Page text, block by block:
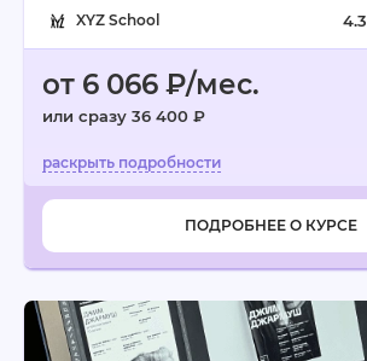
XYZ School 4.3
от 6 066 ₽/мес.
или сразу 36 400 ₽
ПОДРОБНЕЕ О КУРСЕ